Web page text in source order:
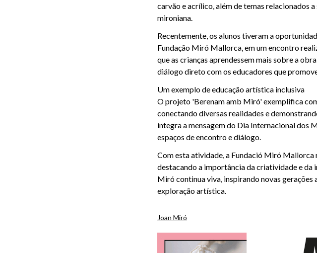
carvão e acrílico, além de temas relacionados
mironiana.
Recentemente, os alunos tiveram a
Fundação Miró Mallorca, em um encontro
que as crianças aprendessem mais sobre a
diálogo direto com os educadores que
Um exemplo de educação artística inclusiva
O projeto 'Berenam amb Miró' exemplifica
conectando diversas realidades e
integra a mensagem do Dia Internacional dos
espaços de encontro e diálogo.
Com esta atividade, a Fundació Miró
destacando a importância da criatividade e da
Miró continua viva, inspirando novas
exploração artística.
Joan Miró